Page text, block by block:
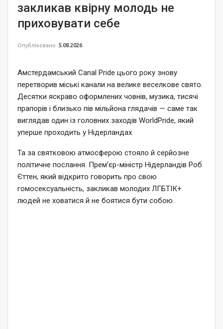
закликав квірну молодь не
приховувати себе
Опубліковано 5.08.2026
Амстердамський Canal Pride цього року знову
перетворив міські канали на велике веселкове свято.
Десятки яскраво оформлених човнів, музика, тисячі
прапорів і близько пів мільйона глядачів — саме так
виглядав один із головних заходів WorldPride, який
уперше проходить у Нідерландах.
Та за святковою атмосферою стояло й серйозне
політичне послання. Прем’єр-міністр Нідерландів Роб
Єттен, який відкрито говорить про свою
гомосексуальність, закликав молодих ЛГБТІК+
людей не ховатися й не боятися бути собою.